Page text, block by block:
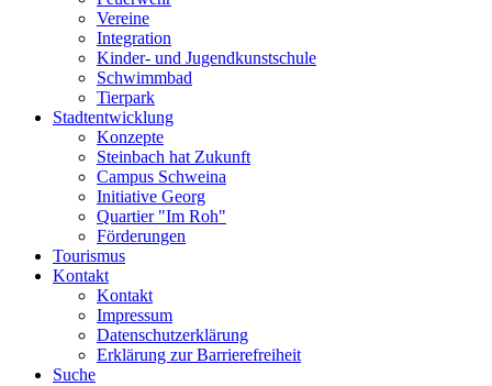
Vereine
Integration
Kinder- und Jugendkunstschule
Schwimmbad
Tierpark
Stadtentwicklung
Konzepte
Steinbach hat Zukunft
Campus Schweina
Initiative Georg
Quartier "Im Roh"
Förderungen
Tourismus
Kontakt
Kontakt
Impressum
Datenschutzerklärung
Erklärung zur Barrierefreiheit
Suche